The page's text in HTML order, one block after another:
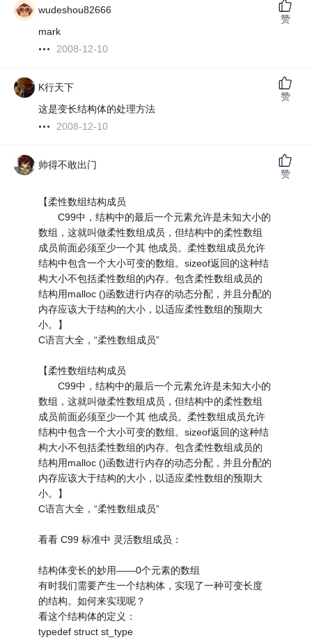
wudeshou82666
mark
2008-12-10
赞
K行天下
这是变长结构体的处理方法
2008-12-10
赞
帅得不敢出门
【柔性数组结构成员
C99中，结构中的最后一个元素允许是未知大小的
数组，这就叫做柔性数组成员，但结构中的柔性数组
成员前面必须至少一个其 他成员。柔性数组成员允许
结构中包含一个大小可变的数组。sizeof返回的这种结
构大小不包括柔性数组的内存。包含柔性数组成员的
结构用malloc ()函数进行内存的动态分配，并且分配的
内存应该大于结构的大小，以适应柔性数组的预期大
小。】
C语言大全，“柔性数组成员”
【柔性数组结构成员
C99中，结构中的最后一个元素允许是未知大小的
数组，这就叫做柔性数组成员，但结构中的柔性数组
成员前面必须至少一个其 他成员。柔性数组成员允许
结构中包含一个大小可变的数组。sizeof返回的这种结
构大小不包括柔性数组的内存。包含柔性数组成员的
结构用malloc ()函数进行内存的动态分配，并且分配的
内存应该大于结构的大小，以适应柔性数组的预期大
小。】
C语言大全，“柔性数组成员”
看看 C99 标准中 灵活数组成员：
结构体变长的妙用——0个元素的数组
有时我们需要产生一个结构体，实现了一种可变长度
的结构。如何来实现呢？
看这个结构体的定义：
typedef struct st_type
赞